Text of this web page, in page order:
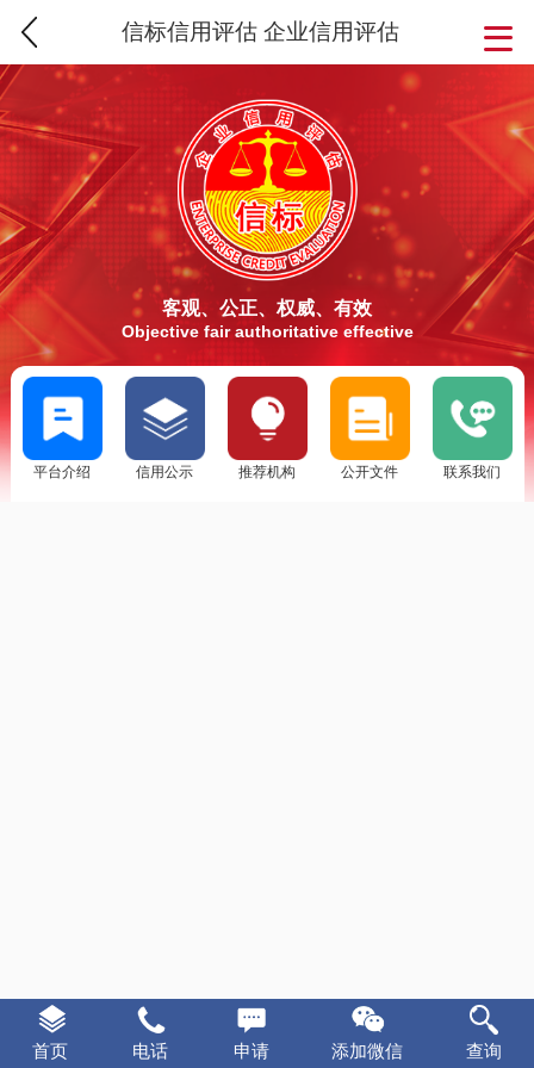
首页 电话 申请 添加微信 查询
信标信用评估 企业信用评估
客观、公正、权威、有效
Objective fair authoritative effective
平台介绍 信用公示 推荐机构 公开文件 联系我们